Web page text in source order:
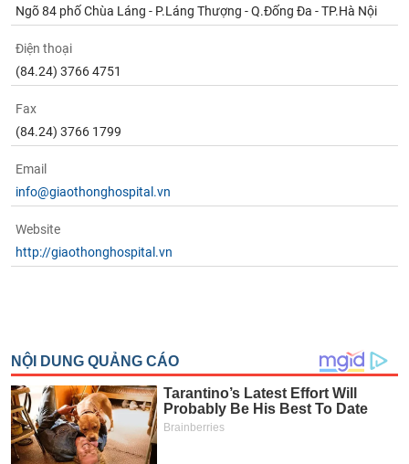
Ngõ 84 phố Chùa Láng - P.Láng Thượng - Q.Đống Đa - TP.Hà Nội
Điện thoại
(84.24) 3766 4751
Fax
(84.24) 3766 1799
Email
info@giaothonghospital.vn
Website
http://giaothonghospital.vn